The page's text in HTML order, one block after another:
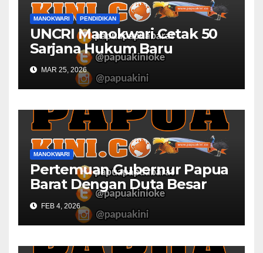
MANOKWARI PENDIDIKAN
UNCRI Manokwari Cetak 50
Sarjana Hukum Baru
MAR 25, 2026
MANOKWARI
Pertemuan Gubernur Papua
Barat Dengan Duta Besar
Inggris Berbuah Manis
FEB 4, 2026